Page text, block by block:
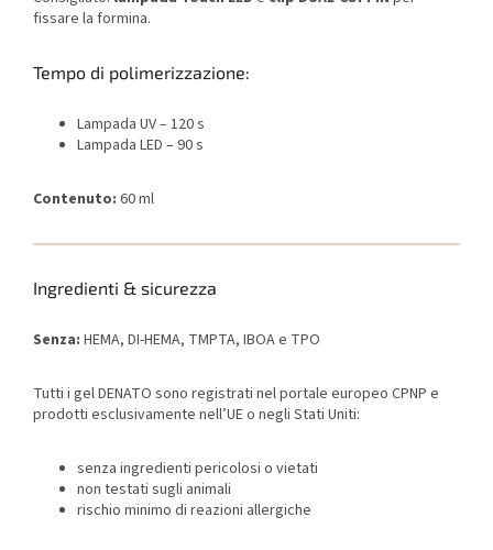
fissare la formina.
Tempo di polimerizzazione:
Lampada UV – 120 s
Lampada LED – 90 s
Contenuto: 60 ml
Ingredienti & sicurezza
Senza: HEMA, DI-HEMA, TMPTA, IBOA e TPO
Tutti i gel DENATO sono registrati nel portale europeo CPNP e
prodotti esclusivamente nell’UE o negli Stati Uniti:
senza ingredienti pericolosi o vietati
non testati sugli animali
rischio minimo di reazioni allergiche